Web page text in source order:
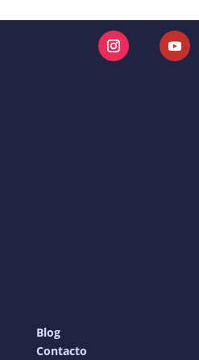
Instagram
Blog
Contacto